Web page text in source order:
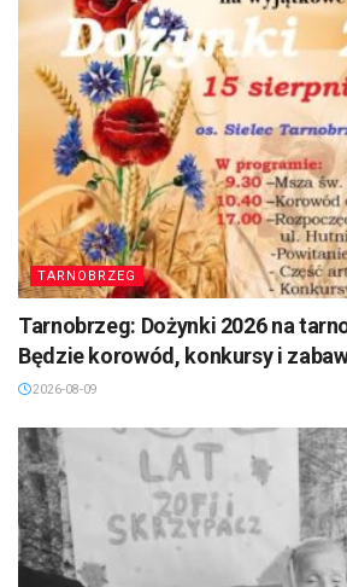
TARNOBRZEG
Tarnobrzeg: Dożynki 2026 na
Będzie korowód, konkursy i
2026-08-09